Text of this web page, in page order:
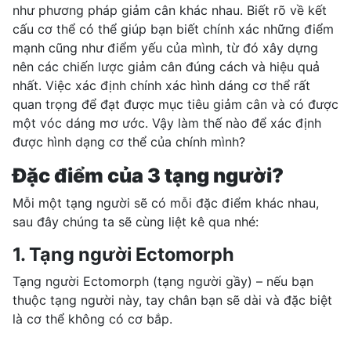
như phương pháp giảm cân khác nhau. Biết rõ về kết
cấu cơ thể có thể giúp bạn biết chính xác những điểm
mạnh cũng như điểm yếu của mình, từ đó xây dựng
nên các chiến lược giảm cân đúng cách và hiệu quả
nhất. Việc xác định chính xác hình dáng cơ thể rất
quan trọng để đạt được mục tiêu giảm cân và có được
một vóc dáng mơ ước. Vậy làm thế nào để xác định
được hình dạng cơ thể của chính mình?
Đặc điểm của 3 tạng người?
Mỗi một tạng người sẽ có mỗi đặc điểm khác nhau,
sau đây chúng ta sẽ cùng liệt kê qua nhé:
1. Tạng người Ectomorph
Tạng người Ectomorph (tạng người gầy) – nếu bạn
thuộc tạng người này, tay chân bạn sẽ dài và đặc biệt
là cơ thể không có cơ bắp.